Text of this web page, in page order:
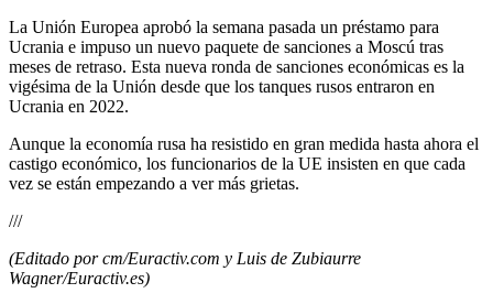
La Unión Europea aprobó la semana pasada un préstamo para
Ucrania e impuso un nuevo paquete de sanciones a Moscú tras
meses de retraso. Esta nueva ronda de sanciones económicas es la
vigésima de la Unión desde que los tanques rusos entraron en
Ucrania en 2022.
Aunque la economía rusa ha resistido en gran medida hasta ahora el
castigo económico, los funcionarios de la UE insisten en que cada
vez se están empezando a ver más grietas.
///
(Editado por cm/Euractiv.com y Luis de Zubiaurre
Wagner/Euractiv.es)